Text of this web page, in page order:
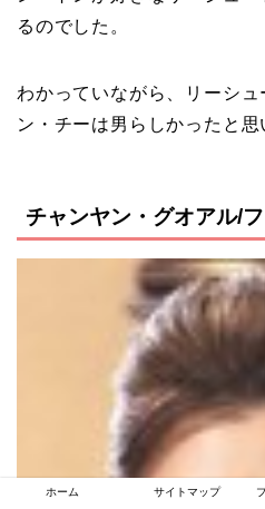
るのでした。
わかっていながら、リーシ
ン・チーは男らしかったと思
チャンヤン・グオアル/
ホーム サイトマップ